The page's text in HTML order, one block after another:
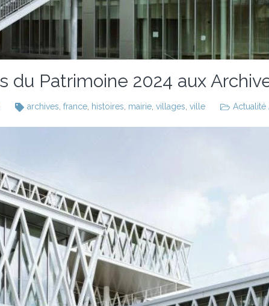
du Patrimoine 2024 aux
archives france histoires mairie villages ville Actualité